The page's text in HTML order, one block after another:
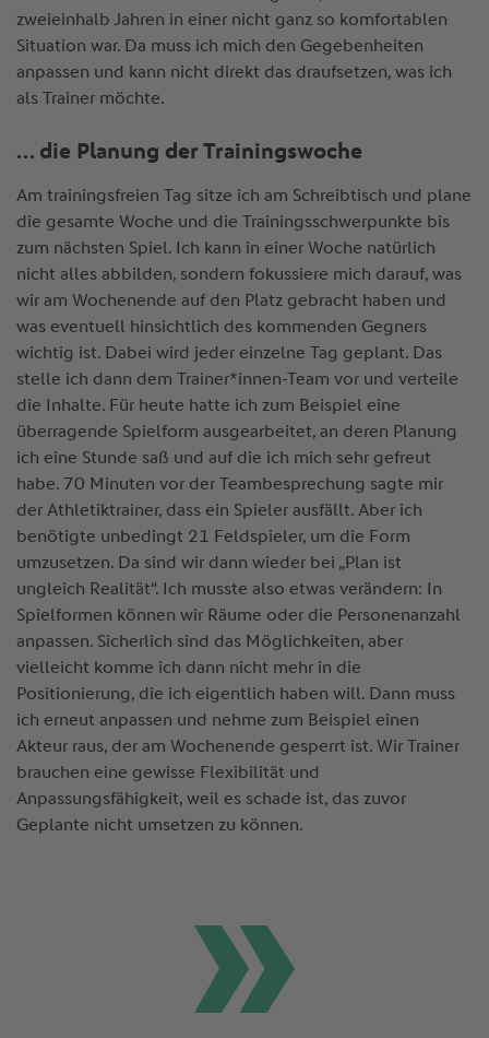
zweieinhalb Jahren in einer nicht ganz so komfortablen
Situation war. Da muss ich mich den Gegebenheiten
anpassen und kann nicht direkt das draufsetzen, was ich
als Trainer möchte.
… die Planung der Trainingswoche
Am trainingsfreien Tag sitze ich am Schreibtisch und plane
die gesamte Woche und die Trainingsschwerpunkte bis
zum nächsten Spiel. Ich kann in einer Woche natürlich
nicht alles abbilden, sondern fokussiere mich darauf, was
wir am Wochenende auf den Platz gebracht haben und
was eventuell hinsichtlich des kommenden Gegners
wichtig ist. Dabei wird jeder einzelne Tag geplant. Das
stelle ich dann dem Trainer*innen-Team vor und verteile
die Inhalte. Für heute hatte ich zum Beispiel eine
überragende Spielform ausgearbeitet, an deren Planung
ich eine Stunde saß und auf die ich mich sehr gefreut
habe. 70 Minuten vor der Teambesprechung sagte mir
der Athletiktrainer, dass ein Spieler ausfällt. Aber ich
benötigte unbedingt 21 Feldspieler, um die Form
umzusetzen. Da sind wir dann wieder bei „Plan ist
ungleich Realität“. Ich musste also etwas verändern: In
Spielformen können wir Räume oder die Personenanzahl
anpassen. Sicherlich sind das Möglichkeiten, aber
vielleicht komme ich dann nicht mehr in die
Positionierung, die ich eigentlich haben will. Dann muss
ich erneut anpassen und nehme zum Beispiel einen
Akteur raus, der am Wochenende gesperrt ist. Wir Trainer
brauchen eine gewisse Flexibilität und
Anpassungsfähigkeit, weil es schade ist, das zuvor
Geplante nicht umsetzen zu können.